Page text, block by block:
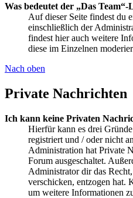
Was bedeutet der „Das
Auf dieser Seite findest du
einschließlich der
findest hier auch weitere
diese im Einzelnen
Nach oben
Private Nachrichten
Ich kann keine Privaten
Hierfür kann es drei
registriert und / oder nicht
Administration hat Private
Forum ausgeschaltet.
Administrator dir das
verschicken, entzogen hat.
um weitere Informationen